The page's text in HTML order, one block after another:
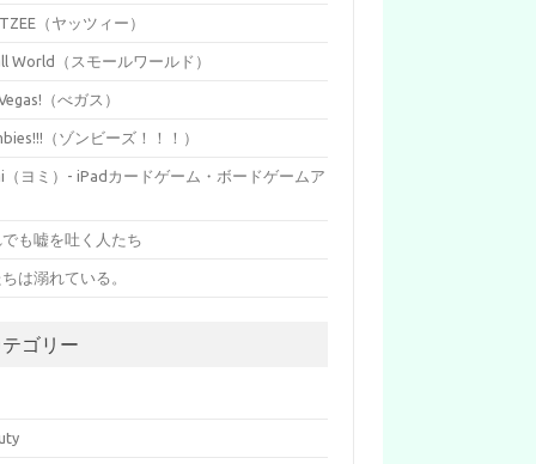
（ヤッツィー）
World（スモールワールド）
（べガス）
（ゾンビーズ！！！）
（ヨミ）- iPadカードゲーム・ボードゲームア
でも嘘を吐く人たち
は溺れている。
テゴリー